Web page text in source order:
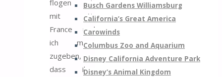
Busch Gardens Williamsburg
California’s Great America
Carowinds
Columbus Zoo and Aquarium
Disney California Adventure Park
Disney’s Animal Kingdom
flogen wir
mit Air
France und
ich muss
zugeben,
dass ihre